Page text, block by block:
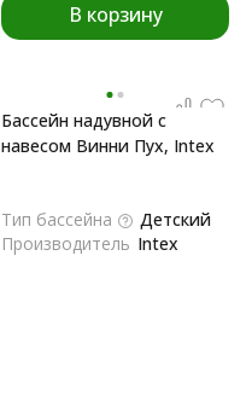
В корзину
Бассейн надувной с
навесом Винни Пух, Intex
Тип бассейна
Детский
Производитель Intex